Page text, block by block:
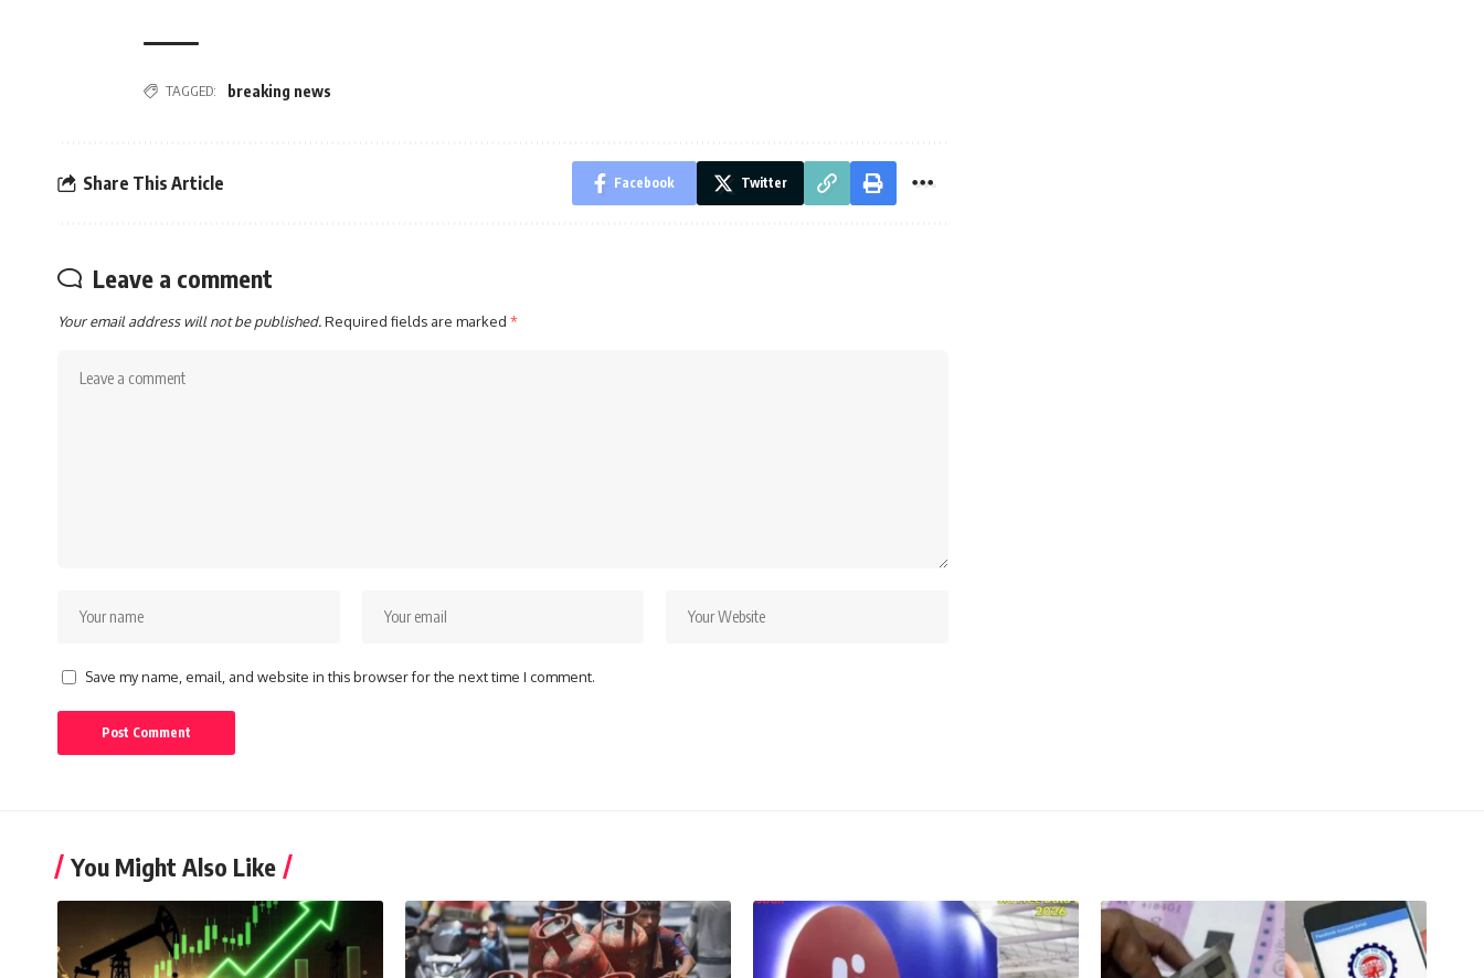
TAGGED: breaking news
Share This Article Facebook Twitter
Leave a comment
Your email address will not be published.Required fields are marked *
Save my name, email, and website in this browser for the next time I comment.
You Might Also Like